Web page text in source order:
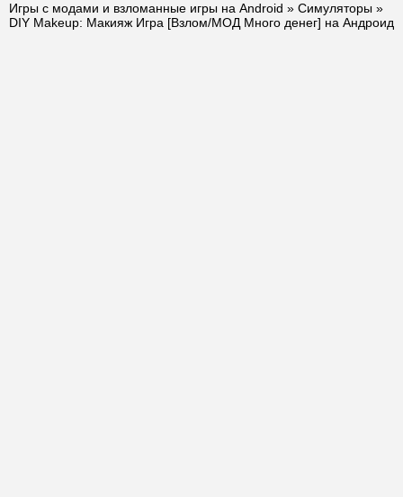
Игры с модами и взломанные игры на Android » Симуляторы »
DIY Makeup: Макияж Игрa [Взлом/МОД Много денег] на Андроид